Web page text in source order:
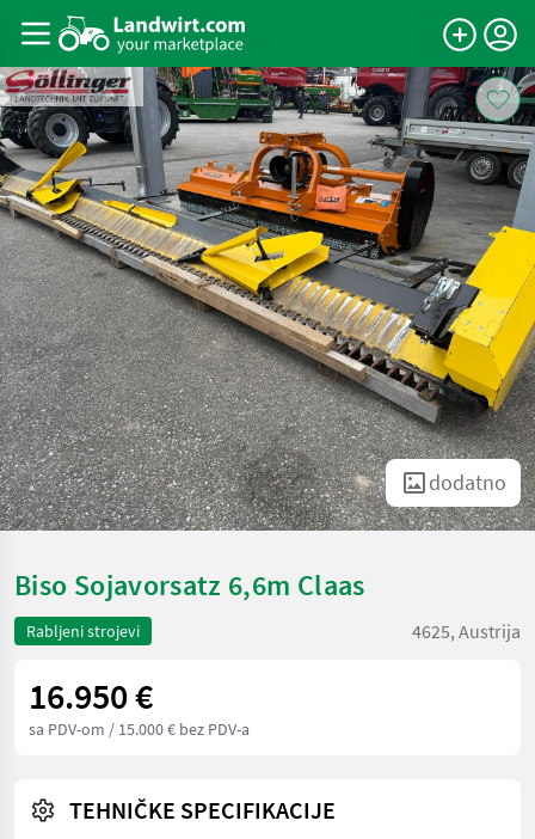
dodatno
Biso Sojavorsatz 6,6m Claas
Rabljeni strojevi 4625, Austrija
16.950 €
sa PDV-om / 15.000 € bez PDV-a
TEHNIČKE SPECIFIKACIJE